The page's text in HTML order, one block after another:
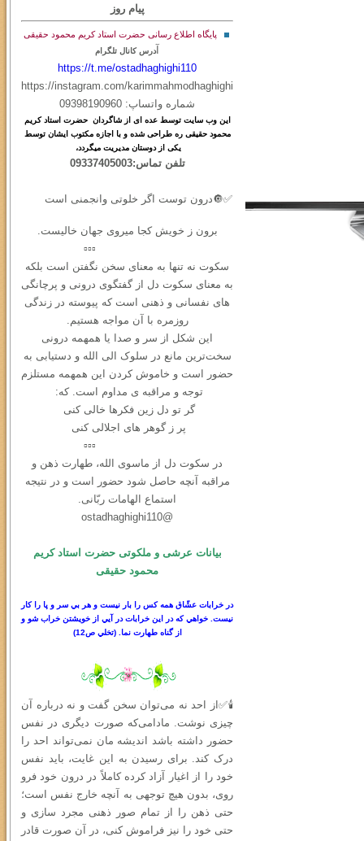
پیام روز
پایگاه اطلاع رسانی حضرت استاد کریم محمود حقیقی
آدرس کانال تلگرام
https://t.me/ostadhaghighi110
https://instagram.com/karimmahmodhaghighi
شماره واتساپ: 09398190960
اینوب سایت توسطعده ای از شاگردان حضرت استاد کریم
محمود حقیقی ره طراحی شده و با اجازه مکتوب ایشان توسط
یکی از دوستان مدیریت میگردد،
تلفن تماس:09337405003
✅🔘درون توست اگر خلوتی وانجمنی است
برون ز خویش کجا میروی جهان خالیست.
▫️▫️▫️
سکوت نه ‌تنها به معنای سخن نگفتن است بلکه
به معنای سکوت دل از گفتگوی درونی و ‌پرچانگی
های نفسانی و ذهنی است که پیوسته در زندگی
روزمره با آن مواجه هستیم.
این شکل از سر و صدا یا همهمه‌ درونی
سخت‌ترین مانع در سلوک الی الله و دستیابی به
حضور است و خاموش کردن این همهمه مستلزم
توجه و مراقبه ی مداوم است. که:
گر تو دل زین فکرها خالی کنی
پر ز گوهر های اجلالی کنی
▫️▫️▫️
در سكوت دل از ماسوی الله، طهارت ذهن و
مراقبه آنچه حاصل شود حضور است و در نتیجه
استماع الهامات ربّانی.
@ostadhaghighi110
بیانات عرشی و ملکوتی حضرت استاد کریم
محمود حقیقی
در خرابات عشّاق همه كس را بار نيست و هر بي سر و پا را كار
نيست. خواهي كه در اين خرابات در آيي از خويشتن خراب شو و
از گناه طهارت نما.
(تخلي ص12)
🕯✅از احد نه می‌توان سخن گفت و نه درباره آن
چیزی نوشت. مادامی‌که صورت دیگری در نفس
حضور داشته باشد اندیشه‌ مان نمی‌تواند احد را
درک کند. برای رسیدن به این غایت، باید نفس
خود را از اغیار آزاد کرده کاملاً در درون خود فرو
روی، بدون هیچ توجهی به آنچه خارج نفس است؛
حتى ذهن را از تمام صور ذهنی مجرد سازی و
حتی خود را نیز فراموش کنی، در آن صورت قادر